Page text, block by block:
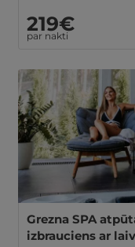
219€
par nakti
Grezna SPA
izbrauciens ar